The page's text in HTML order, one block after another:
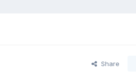
Share